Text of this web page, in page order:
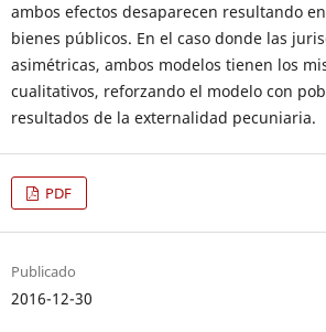
ambos efectos desaparecen resultando
bienes públicos. En el caso donde las
asimétricas, ambos modelos tienen los
cualitativos, reforzando el modelo con
resultados de la externalidad pecuniaria.
PDF
Publicado
2016-12-30